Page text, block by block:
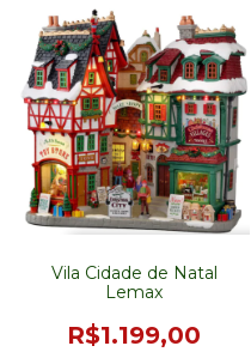
Vila Cidade de Natal
Lemax
R$1.199,00